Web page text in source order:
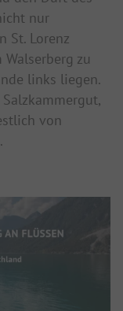
nur
St. Lorenz
zu
links liegen.
von